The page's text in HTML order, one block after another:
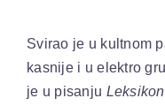
Svirao je u kultnom
kasnije i u elektro
je u pisanju